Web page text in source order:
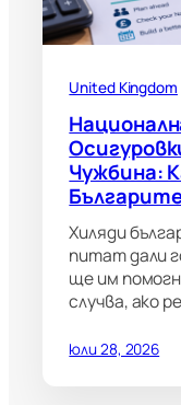
United Kingdom
Чужбина:
Хиляди
питат дали
ще им
случва, ако
юли 28, 2026